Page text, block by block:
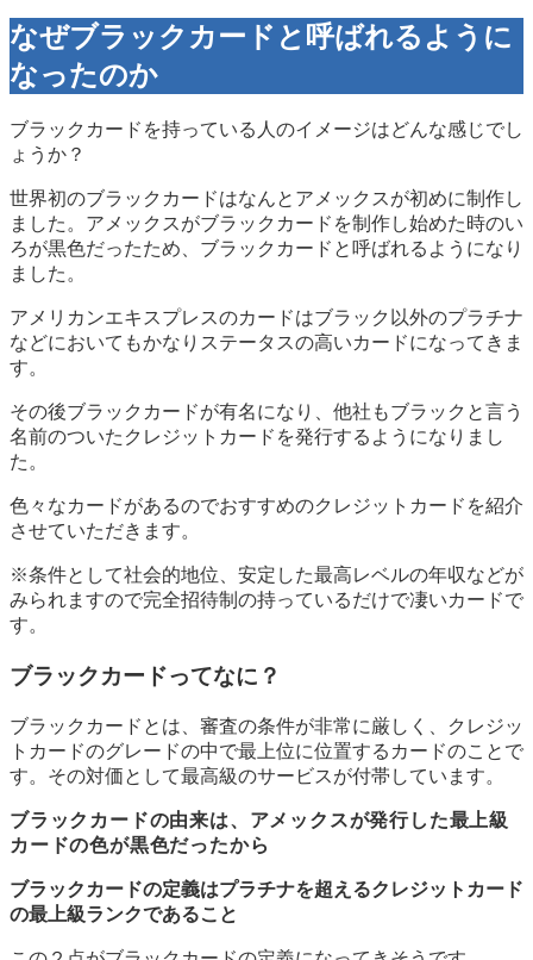
なぜブラックカードと呼ばれるように
なったのか
ブラックカードを持っている人のイメージはどんな感じでし
ょうか？
世界初のブラックカードはなんとアメックスが初めに制作し
ました。アメックスがブラックカードを制作し始めた時のい
ろが黒色だったため、ブラックカードと呼ばれるようになり
ました。
アメリカンエキスプレスのカードはブラック以外のプラチナ
などにおいてもかなりステータスの高いカードになってきま
す。
その後ブラックカードが有名になり、他社もブラックと言う
名前のついたクレジットカードを発行するようになりまし
た。
色々なカードがあるのでおすすめのクレジットカードを紹介
させていただきます。
※条件として社会的地位、安定した最高レベルの年収などが
みられますので完全招待制の持っているだけで凄いカードで
す。
ブラックカードってなに？
ブラックカードとは、審査の条件が非常に厳しく、クレジッ
トカードのグレードの中で最上位に位置するカードのことで
す。その対価として最高級のサービスが付帯しています。
ブラックカードの由来は、アメックスが発行した最上級
カードの色が黒色だったから
ブラックカードの定義はプラチナを超えるクレジットカード
の最上級ランクであること